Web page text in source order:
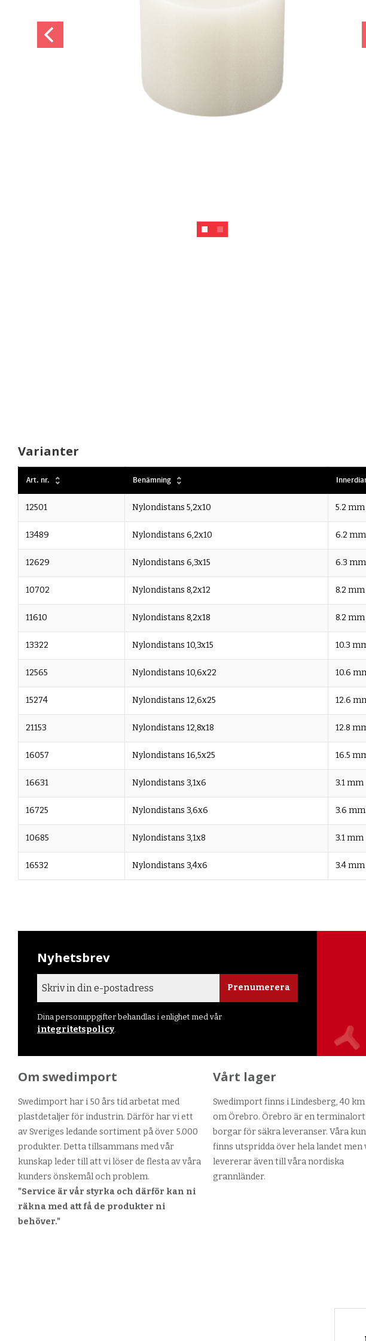
Varianter
Art. nr. Benämning
12501 Nylondistans 5,2x10 5.2 mm
13489 Nylondistans 6,2x10 6.2 mm
12629 Nylondistans 6,3x15 6.3 mm
10702 Nylondistans 8,2x12 8.2 mm
11610 Nylondistans 8,2x18 8.2 mm
13322 Nylondistans 10,3x15 10.3
12565 Nylondistans 10,6x22 10.6
15274 Nylondistans 12,6x25 12.6
21153 Nylondistans 12,8x18 12.8
16057 Nylondistans 16,5x25 16.5
16631 Nylondistans 3,1x6 3.1 mm
16725 Nylondistans 3,6x6 3.6 mm
10685 Nylondistans 3,1x8 3.1 mm
16532 Nylondistans 3,4x6 3.4 mm
Nyhetsbrev
Prenumerera
Dina personuppgifter behandlas i enlighet med vår
integritetspolicy
Om swedimport
Swedimport har i 50 års tid arbetat med
plastdetaljer för industrin. Därför har vi ett
av Sveriges ledande sortiment på över 5.000
produkter. Detta tillsammans med vår
kunskap leder till att vi löser de flesta av våra
kunders önskemål och problem.
"Service är vår styrka och därför kan ni
räkna med att få de produkter ni
behöver."
Vårt lager
Swedimport finns i Lindesberg, 40
om Örebro. Örebro är en
borgar för säkra leveranser. Våra
finns utspridda över hela landet men
levererar även till våra nordiska
grannländer.